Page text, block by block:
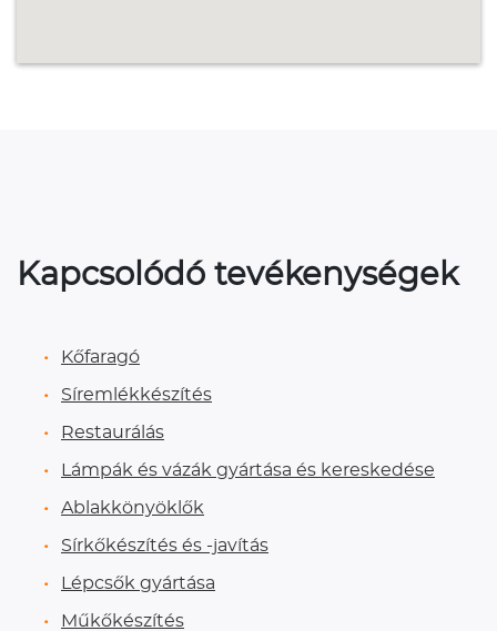
Kapcsolódó tevékenységek
Kőfaragó
Síremlékkészítés
Restaurálás
Lámpák és vázák gyártása és kereskedése
Ablakkönyöklők
Sírkőkészítés és -javítás
Lépcsők gyártása
Műkőkészítés